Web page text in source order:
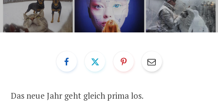
Das neue Jahr geht gleich prima los.